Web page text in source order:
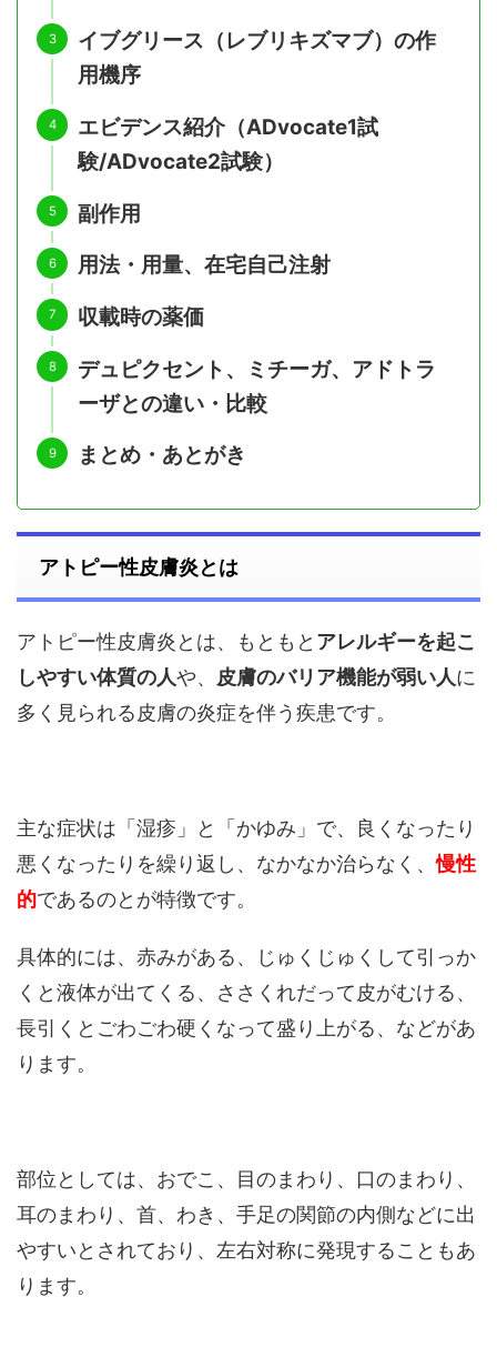
イブグリース（レブリキズマブ）の作
用機序
エビデンス紹介（ADvocate1試
験/ADvocate2試験）
副作用
用法・用量、在宅自己注射
収載時の薬価
デュピクセント、ミチーガ、アドトラ
ーザとの違い・比較
まとめ・あとがき
アトピー性皮膚炎とは
アトピー性皮膚炎とは、もともと アレルギーを起こ
しやすい体質の人や、 皮膚のバリア機能が弱い人に
多く見られる皮膚の炎症を伴う疾患です。
主な症状は「湿疹」と「かゆみ」で、良くなったり
悪くなったりを繰り返し、なかなか治らなく、慢性
的であるのとが特徴です。
具体的には、赤みがある、じゅくじゅくして引っか
くと液体が出てくる、ささくれだって皮がむける、
長引くとごわごわ硬くなって盛り上がる、などがあ
ります。
部位としては、おでこ、目のまわり、口のまわり、
耳のまわり、首、わき、手足の関節の内側などに出
やすいとされており、左右対称に発現することもあ
ります。